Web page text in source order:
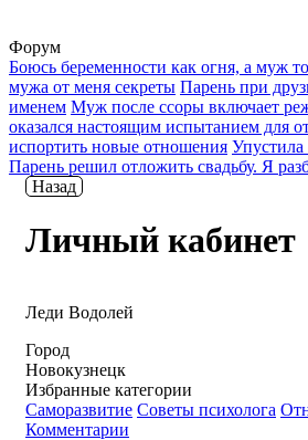
Форум
Боюсь беременности как огня, а муж
мужа от меня секреты Парень при
именем Муж после ссоры включает
оказался настоящим испытанием для
испортить новые отношения Упустила
Парень решил отложить свадьбу. Я
Назад
Личный кабинет
Леди Водолей
Город
Новокузнецк
Избранные категории
Саморазвитие Советы психолога
Комментарии